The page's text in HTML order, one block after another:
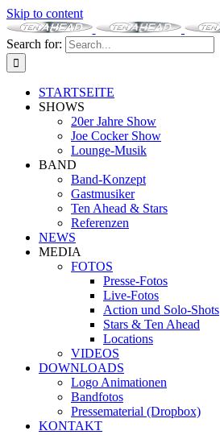
Skip to content
Search for:
STARTSEITE
SHOWS
20er Jahre Show
Joe Cocker Show
Lounge-Musik
BAND
Band-Konzept
Gastmusiker
Ten Ahead & Stars
Referenzen
NEWS
MEDIA
FOTOS
Presse-Fotos
Live-Fotos
Action und Solo-Shots
Stars & Ten Ahead
Locations
VIDEOS
DOWNLOADS
Logo Animationen
Bandfotos
Pressematerial (Dropbox)
KONTAKT